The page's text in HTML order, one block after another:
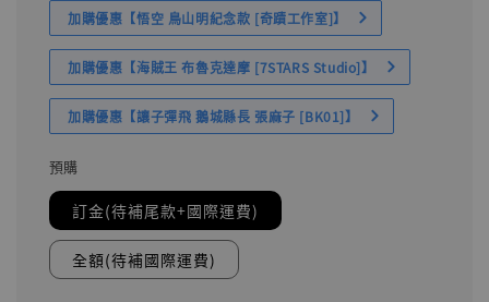
加購優惠【悟空 鳥山明紀念款 [奇蹟工作室]】
加購優惠【海賊王 布魯克達摩 [7STARS Studio]】
加購優惠【讓子彈飛 鵝城縣長 張麻子 [BK01]】
預購
訂金(待補尾款+國際運費)
全額(待補國際運費)